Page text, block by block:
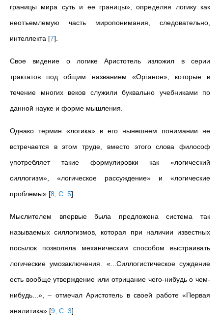
границы мира суть и ее границы», определяя логику как
неотъемлемую часть миропонимания, следовательно,
интеллекта [7]
Свое видение о логике Аристотель изложил в серии
трактатов под общим названием «Органон», которые в
течение многих веков служили буквально учебниками по
данной науке и форме мышления.
Однако термин «логика» в его нынешнем понимании не
встречается в этом труде, вместо этого слова философ
употребляет такие формулировки как «логический
силлогизм», «логическое рассуждение» и «логические
проблемы» [8, С. 5]
Мыслителем впервые была предложена система так
называемых силлогизмов, которая при наличии известных
посылок позволяла механическим способом выстраивать
логические умозаключения. «...Силлогистическое суждение
есть вообще утверждение или отрицание чего-нибудь о чем-
нибудь...», – отмечал Аристотель в своей работе «Первая
аналитика» [9, С. 3]